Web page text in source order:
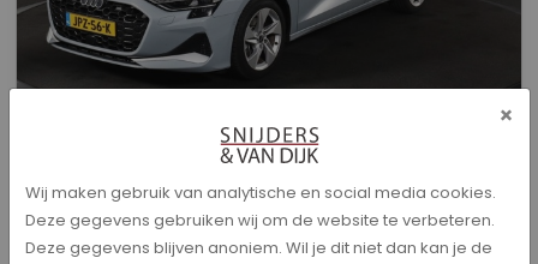
Audi A3 - Sportback 40 TFSI e Advanced edition
Bouwjaar
×
Wij maken gebruik van analytische en social media cookies.
Deze gegevens gebruiken wij om de website te verbeteren.
Deze gegevens blijven anoniem. Wil je dit niet dan kan je de